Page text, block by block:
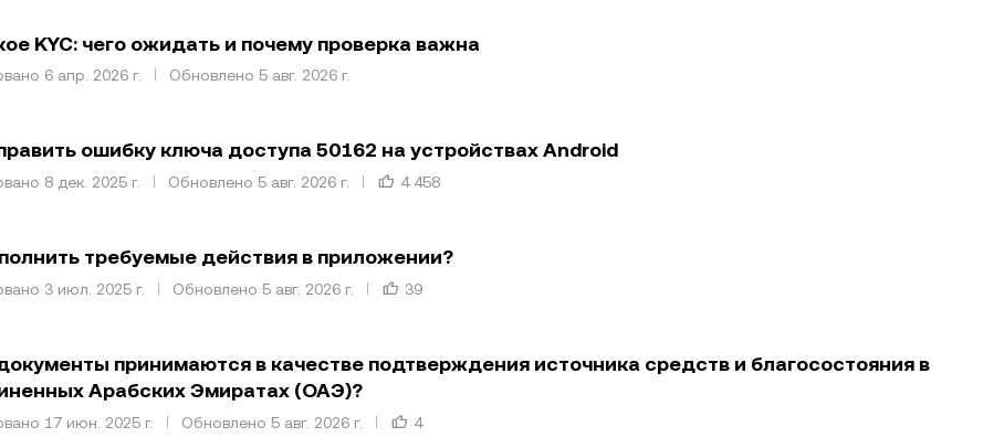
KYC: чего ожидать и почему проверка важна
6 апр. 2026 г. Обновлено 5 авг. 2026 г.
ошибку ключа доступа 50162 на устройствах Android
8 дек. 2025 г. Обновлено 5 авг. 2026 г. 4 458
требуемые действия в приложении?
3 июл. 2025 г. Обновлено 5 авг. 2026 г. 39
принимаются в качестве подтверждения источника средств и благосостояния в
Арабских Эмиратах (ОАЭ)?
17 июн. 2025 г. Обновлено 5 авг. 2026 г. 4